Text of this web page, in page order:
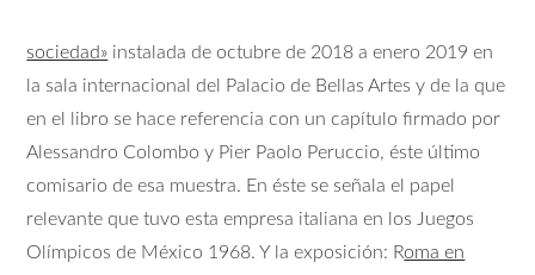
sociedad» instalada de octubre de 2018 a enero 2019 en
la sala internacional del Palacio de Bellas Artes y de la que
en el libro se hace referencia con un capítulo firmado por
Alessandro Colombo y Pier Paolo Peruccio, éste último
comisario de esa muestra. En éste se señala el papel
relevante que tuvo esta empresa italiana en los Juegos
Olímpicos de México 1968. Y la exposición: Roma en